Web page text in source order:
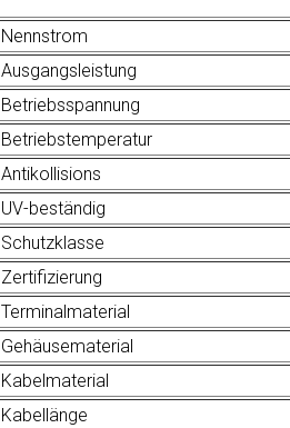
Nennstrom
Ausgangsleistung
Betriebsspannung
Betriebstemperatur
Antikollisions
UV-beständig
Schutzklasse
Zertifizierung
Terminalmaterial
Gehäusematerial
Kabelmaterial
Kabellänge